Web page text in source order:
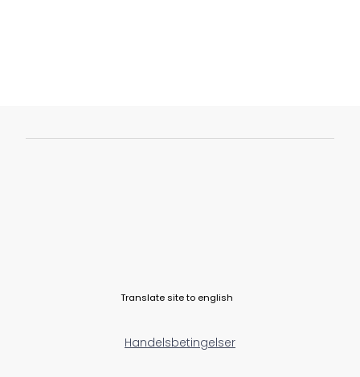
Translate site to english
Handelsbetingelser